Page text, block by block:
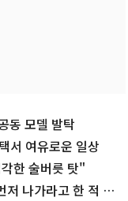
동 모델 발탁
서 여유로운 일상
한 술버릇 탓"
나가라고 한 적 없